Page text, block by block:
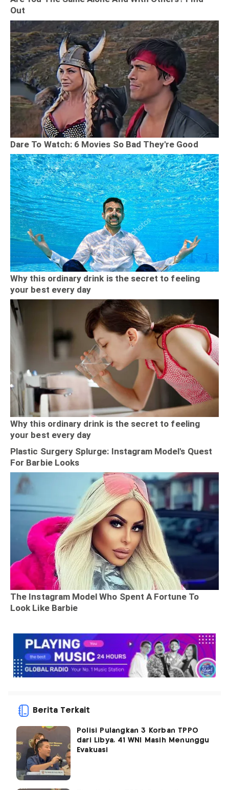
Berita Terkait
Polisi Pulangkan 3 Korban TPPO
dari Libya, 41 WNI Masih Menunggu
Evakuasi